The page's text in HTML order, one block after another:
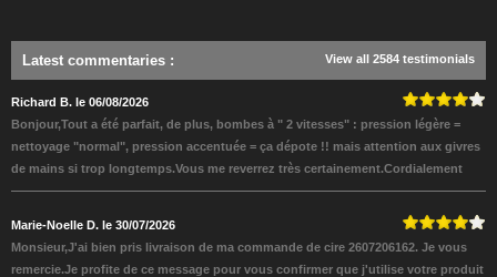
Latest commentaries : View all 2584 testimonials
Richard B. le 06/08/2026
Bonjour,Tout a été parfait, de plus, bombes à " 2 vitesses" : pression légère =
nettoyage "normal", pression accentuée = ça dépote !! mais attention aux givres
de mains si trop longtemps.Vous me reverrez très certainement.Cordialement
Marie-Noelle D. le 30/07/2026
Monsieur,J'ai bien pris livraison de ma commande de cire 2607206162. Je vous
remercie.Je profite de ce message pour vous confirmer que j'utilise votre produit